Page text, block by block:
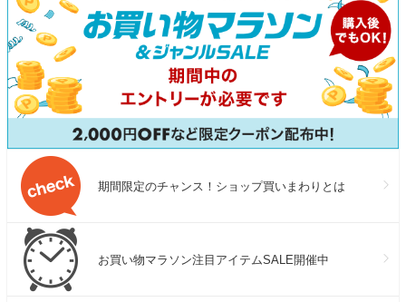
期間限定のチャンス！ショップ買いまわりとは
お買い物マラソン注目アイテムSALE開催中